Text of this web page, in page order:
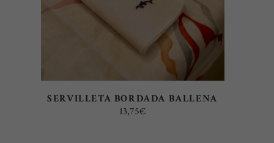
SERVILLETA BORDADA BALLENA
13,75€